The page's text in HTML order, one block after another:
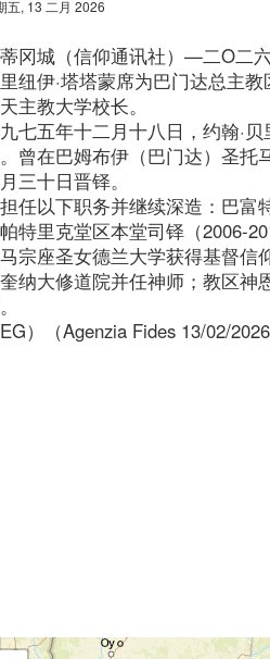
五, 13 二月 2026
冈城（信仰通讯社）—二O二
纽伊·塔塔蒙席为巴门达总主
主教大学校长。
七五年十二月十八日，约翰·
曾在巴姆布伊（巴门达）圣托
三十日晋铎。
任以下职务并继续深造：巴富
特里克堂区本堂司铎（2006-
宗座圣女德兰大学获得基督信
纳大修道院并任神师；教区神
EG）（Agenzia Fides 13/02/2026